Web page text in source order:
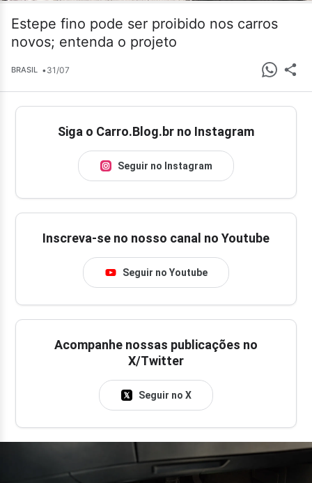
Estepe fino pode ser proibido nos carros
novos; entenda o projeto
BRASIL •31/07
Siga o Carro.Blog.br no Instagram
Seguir no Instagram
Inscreva-se no nosso canal no Youtube
Seguir no Youtube
Acompanhe nossas publicações no
X/Twitter
Seguir no X